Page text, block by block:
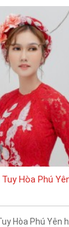
Hòa Phú
Hòa Phú Yên